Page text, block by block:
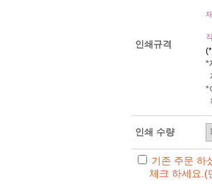
인쇄규격
*
*
인쇄 수량
기존 주문 하
체크 하세요.(